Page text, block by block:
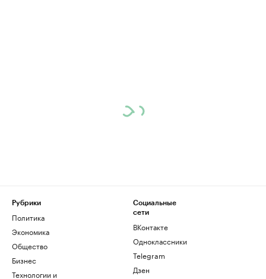
Рубрики
Политика
Экономика
Общество
Бизнес
Технологии и
Социальные
сети
ВКонтакте
Одноклассники
Telegram
Дзен